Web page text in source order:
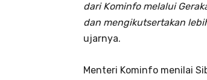
dari Kominfo melalui
dan mengikutsertakan
ujarnya.
Menteri Kominfo menilai